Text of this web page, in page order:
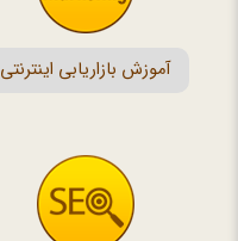
آموزش بازاریابی اینترنتی